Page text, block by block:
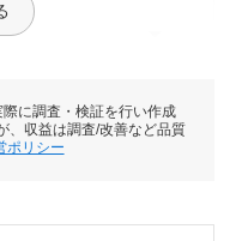
有
に調査・検証を行い作成
、収益は調査/改善など品質
ポリシー